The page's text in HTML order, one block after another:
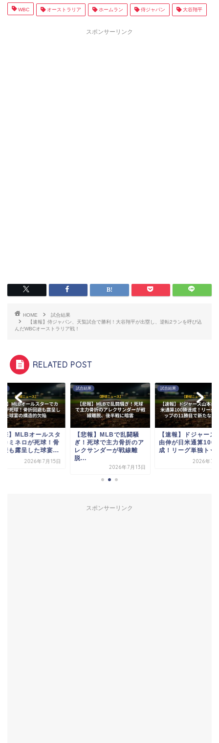
WBC オーストラリア ホームラン 侍ジャパン 大谷翔平
スポンサーリンク
HOME
試合結果
【速報】侍ジャパン、天覧試合で勝利！大谷翔平が出塁し、逆転2ランを呼び込
んだWBCオーストラリア戦！
RELATED POST
撃】MLBオールスタ
カミネロが死球！骨
避も露呈した球宴...
2026年7月15日
試合結果
【悲報】MLBで乱闘騒
ぎ！死球で主力骨折のア
レクサンダーが戦線離
脱...
2026年7月13日
試合結果
【速報】ドジャース
由伸が日米通算100
成！リーグ単独トッ
2026年7
スポンサーリンク